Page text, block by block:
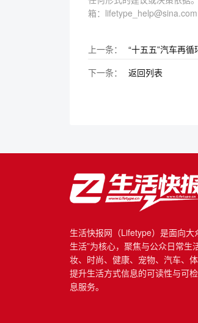
箱：lifetype_help@sina.com
上一条：
“十五五”汽车再
下一条：
返回列表
生活快报网（Lifetype）是面向大
生活”为核心，聚焦与公众日常
妆、时尚、健康、宠物、汽车、
提升生活方式信息的可读性与可
息服务。